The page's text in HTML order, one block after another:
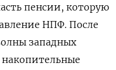
пенсии, которую
НПФ. После
западных